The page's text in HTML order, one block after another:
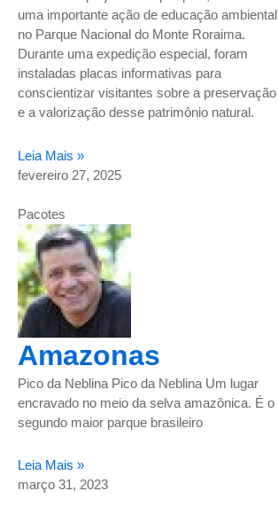
uma importante ação de educação ambiental
no Parque Nacional do Monte Roraima.
Durante uma expedição especial, foram
instaladas placas informativas para
conscientizar visitantes sobre a preservação
e a valorização desse patrimônio natural.
Leia Mais »
fevereiro 27, 2025
Pacotes
Amazonas
Pico da Neblina Pico da Neblina Um lugar
encravado no meio da selva amazônica. É o
segundo maior parque brasileiro
Leia Mais »
março 31, 2023